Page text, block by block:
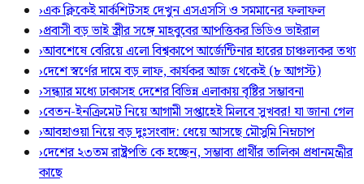
›এক ক্লিকেই মার্কশিটসহ দেখুন এসএসসি ও সমমানের ফলাফল
›প্রবাসী বড় ভাই স্ত্রীর সঙ্গে মাহবুবের আপত্তিকর ভিডিও ভাইরাল ​
›আবশেষে বেরিয়ে এলো বিশ্বকাপে আর্জেন্টিনার হারের চাঞ্চল্যকর তথ্য
›দেশে স্বর্ণের দামে বড় লাফ, কার্যকর আজ থেকেই (৮ আগস্ট)
›সন্ধ্যার মধ্যে ঢাকাসহ দেশের বিভিন্ন এলাকায় বৃষ্টির সম্ভাবনা
›বেতন-ইনক্রিমেট নিয়ে আগামী সপ্তাহেই মিলবে সুখবর! যা জানা গেল
›আবহাওয়া নিয়ে বড় দুঃসংবাদ: ধেয়ে আসছে মৌসুমি নিম্নচাপ
›দেশের ২৩তম রাষ্ট্রপতি কে হচ্ছেন, সম্ভাব্য প্রার্থীর তালিকা প্রধানমন্ত্রীর
কাছে